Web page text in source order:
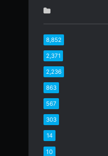
8,852
2,371
2,236
863
567
303
14
10